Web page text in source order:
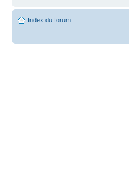
Index du forum